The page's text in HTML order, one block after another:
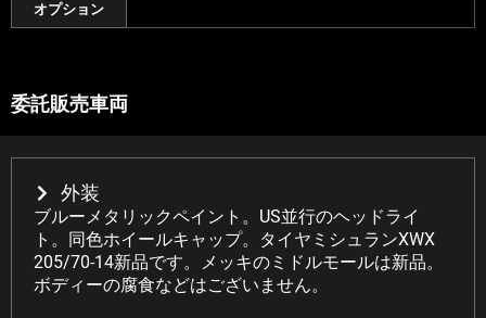
オプション
委託販売車両
外装
ブルーメタリックペイント。US並行のヘッドライ
ト。同色ホイールキャップ。タイヤミシュランXWX
205/70-14新品です。メッキのミドルモールは新品。
ボディーの腐食などはございません。